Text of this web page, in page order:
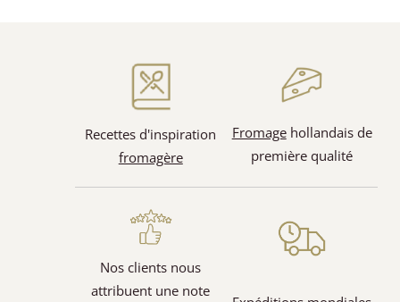
Recettes d'inspiration
fromagère
Fromagehollandais de
première qualité
Nos clients nous
attribuent une note